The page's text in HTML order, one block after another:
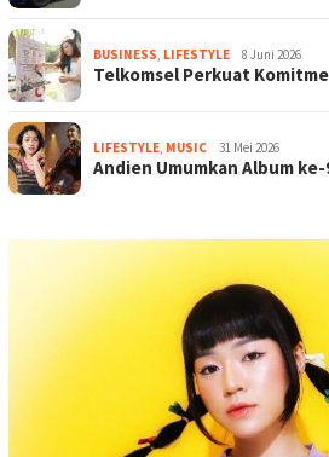
BUSINESS, LIFESTYLE 8 Juni 2026
Telkomsel Perkuat
LIFESTYLE, MUSIC 31 Mei 2026
Andien Umumkan Album